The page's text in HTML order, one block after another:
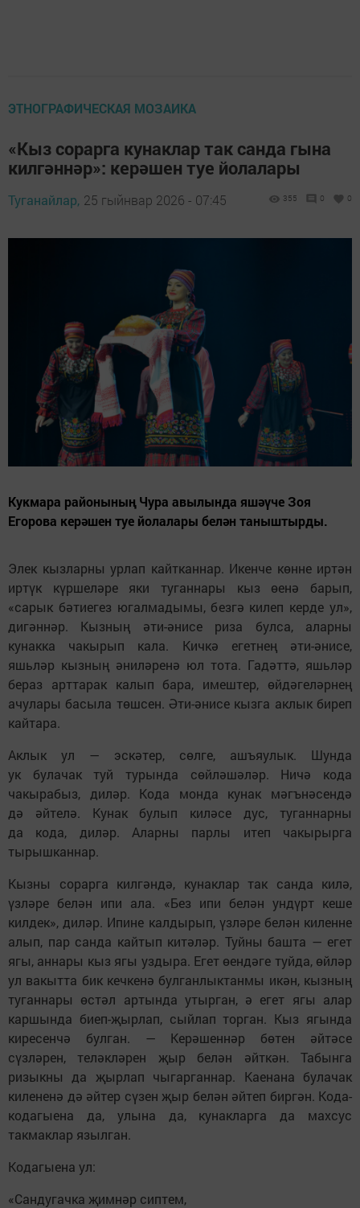
ЭТНОГРАФИЧЕСКАЯ МОЗАИКА
«Кыз сорарга кунаклар так санда гына
килгәннәр»: керәшен туе йолалары
Туганайлар, 25 гыйнвар 2026 - 07:45 355 0 0
Кукмара районының Чура авылында яшәүче Зоя
Егорова керәшен туе йолалары белән таныштырды.
Элек кызларны урлап кайтканнар. Икенче көнне иртән
иртүк күршеләре яки туганнары кыз өенә барып,
«сарык бәтиегез югалмадымы, безгә килеп керде ул»,
дигәннәр. Кызның әти-әнисе риза булса, аларны
кунакка чакырып кала. Кичкә егетнең әти-әнисе,
яшьләр кызның әниләренә юл тота. Гадәттә, яшьләр
бераз арттарак калып бара, имештер, өйдәгеләрнең
ачулары басыла төшсен. Әти-әнисе кызга аклык биреп
кайтара.
Аклык ул — эскәтер, сөлге, ашъяулык. Шунда
ук булачак туй турында сөйләшәләр. Ничә кода
чакырабыз, диләр. Кода монда кунак мәгънәсендә
дә әйтелә. Кунак булып киләсе дус, туганнарны
да кода, диләр. Аларны парлы итеп чакырырга
тырышканнар.
Кызны сорарга килгәндә, кунаклар так санда килә,
үзләре белән ипи ала. «Без ипи белән ундүрт кеше
килдек», диләр. Ипине калдырып, үзләре белән киленне
алып, пар санда кайтып китәләр. Туйны башта — егет
ягы, аннары кыз ягы уздыра. Егет өендәге туйда, өйләр
ул вакытта бик кечкенә булганлыктанмы икән, кызның
туганнары өстәл артында утырган, ә егет ягы алар
каршында биеп-җырлап, сыйлап торган. Кыз ягында
киресенчә булган. — Керәшеннәр бөтен әйтәсе
сүзләрен, теләкләрен җыр белән әйткән. Табынга
ризыкны да җырлап чыгарганнар. Каенана булачак
килененә дә әйтер сүзен җыр белән әйтеп биргән. Кода-
кодагыена да, улына да, кунакларга да махсус
такмаклар язылган.
Кодагыена ул:
«Сандугачка җимнәр сиптем,